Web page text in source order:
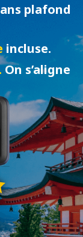
plafond
incluse.
On s’aligne